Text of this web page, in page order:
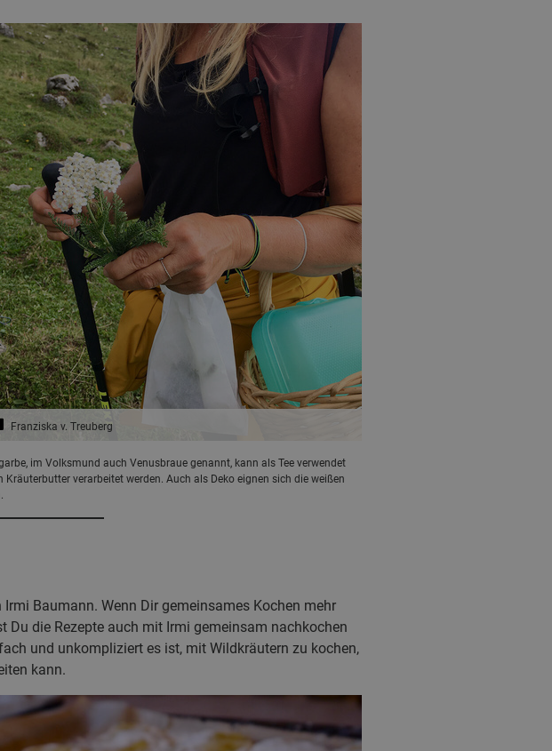
Franziska v. Treuberg
im Volksmund auch Venusbraue genannt, kann als Tee verwendet
Kräuterbutter verarbeitet werden. Auch als Deko eignen sich die weißen
Baumann. Wenn Dir gemeinsames Kochen mehr
die Rezepte auch mit Irmi gemeinsam nachkochen
und unkompliziert es ist, mit Wildkräutern zu kochen,
kann.